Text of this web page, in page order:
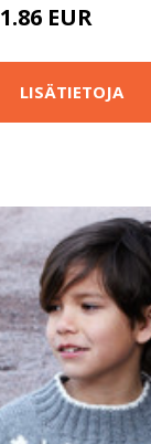
1.86 EUR
LISÄTIETOJA